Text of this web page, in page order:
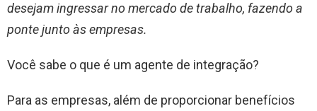
desejam ingressar no mercado de trabalho, fazendo a
ponte junto às empresas.
Você sabe o que é um agente de integração?
Para as empresas, além de proporcionar benefícios